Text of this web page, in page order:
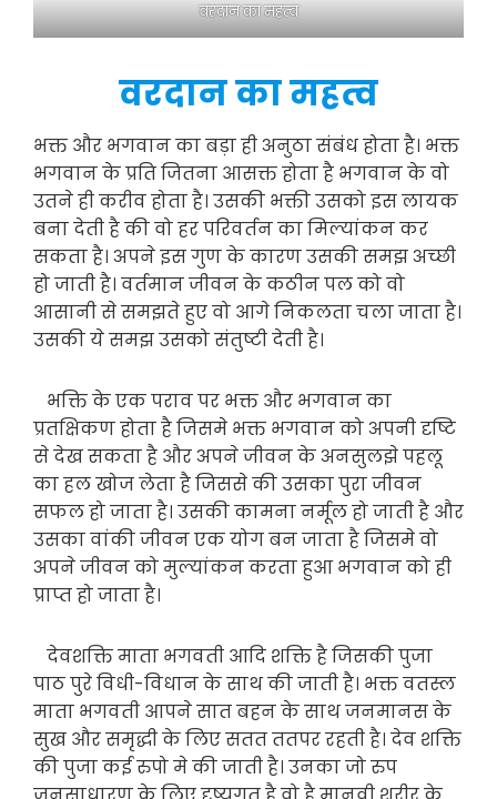
वरदान का महत्व
वरदान का महत्व
भक्त और भगवान का बड़ा ही अनुठा संबंध होता है। भक्त
भगवान के प्रति जितना आसक्त होता है भगवान के वो
उतने ही करीव होता है। उसकी भक्ती उसको इस लायक
बना देती है की वो हर परिवर्तन का मिल्यांकन कर
सकता है। अपने इस गुण के कारण उसकी समझ अच्छी
हो जाती है। वर्तमान जीवन के कठीन पल को वो
आसानी से समझते हुए वो आगे निकलता चला जाता है।
उसकी ये समझ उसको संतुष्टी देती है।
भक्ति के एक पराव पर भक्त और भगवान का
प्रतक्षिकण होता है जिसमे भक्त भगवान को अपनी दृष्टि
से देख सकता है और अपने जीवन के अनसुलझे पहलू
का हल खोज लेता है जिससे की उसका पुरा जीवन
सफल हो जाता है। उसकी कामना नर्मूल हो जाती है और
उसका वांकी जीवन एक योग बन जाता है जिसमे वो
अपने जीवन को मुल्यांकन करता हुआ भगवान को ही
प्राप्त हो जाता है।
देवशक्ति माता भगवती आदि शक्ति है जिसकी पुजा
पाठ पुरे विधी-विधान के साथ की जाती है। भक्त वतस्ल
माता भगवती आपने सात बहन के साथ जनमानस के
सुख और समृद्धी के लिए सतत ततपर रहती है। देव शक्ति
की पुजा कई रुपो मे की जाती है। उनका जो रुप